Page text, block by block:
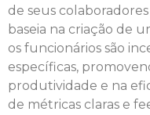
de seus
baseia na criação de
os funcionários são
específicas,
produtividade e na
de métricas claras e